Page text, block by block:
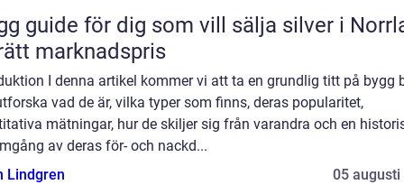
guide för dig som vill sälja silver i
marknadspris
I denna artikel kommer vi att ta en grundlig titt på bygg
vad de är, vilka typer som finns, deras popularitet,
mätningar, hur de skiljer sig från varandra och en
av deras för- och nackd...
Lindgren
05 augusti